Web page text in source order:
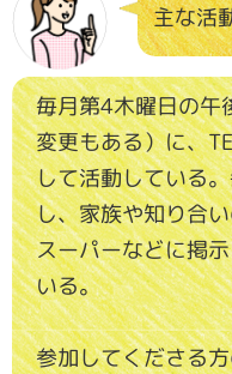
主な活
毎月第4木曜日の午
変更もある）に、
して活動している
し、家族や知り合
スーパーなどに掲
いる。
参加してくださる